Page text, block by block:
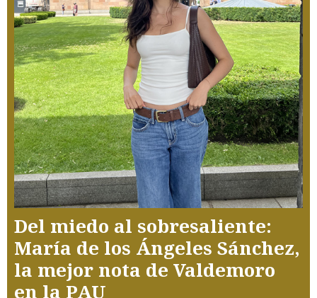
Del miedo al sobresaliente:
María de los Ángeles Sánchez,
la mejor nota de Valdemoro
en la PAU